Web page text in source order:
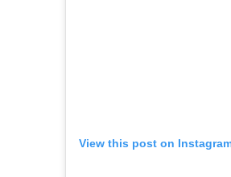
View this post on